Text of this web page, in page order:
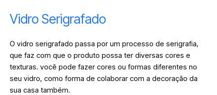
Vidro Serigrafado
O vidro serigrafado passa por um processo de serigrafia,
que faz com que o produto possa ter diversas cores e
texturas. você pode fazer cores ou formas diferentes no
seu vidro, como forma de colaborar com a decoração da
sua casa também.